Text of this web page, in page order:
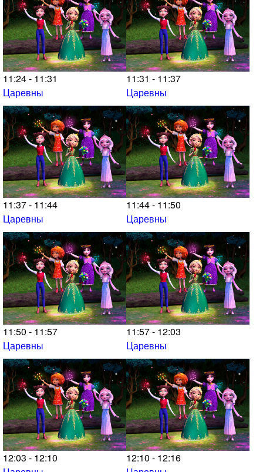
11:24 - 11:31
Царевны
11:31 - 11:37
Царевны
11:37 - 11:44
Царевны
11:44 - 11:50
Царевны
11:50 - 11:57
Царевны
11:57 - 12:03
Царевны
12:03 - 12:10
12:10 - 12:16